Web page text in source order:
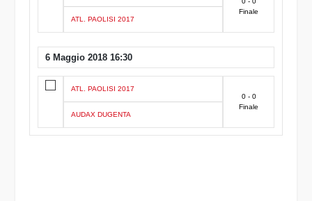
ATL. PAOLISI 2017
Finale
6 Maggio 2018 16:30
ATL. PAOLISI 2017
AUDAX DUGENTA
0 - 0
Finale